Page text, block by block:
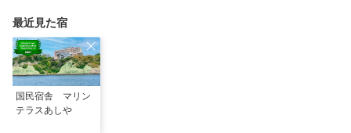
最近見た宿
国民宿舎 マリン
テラスあしや